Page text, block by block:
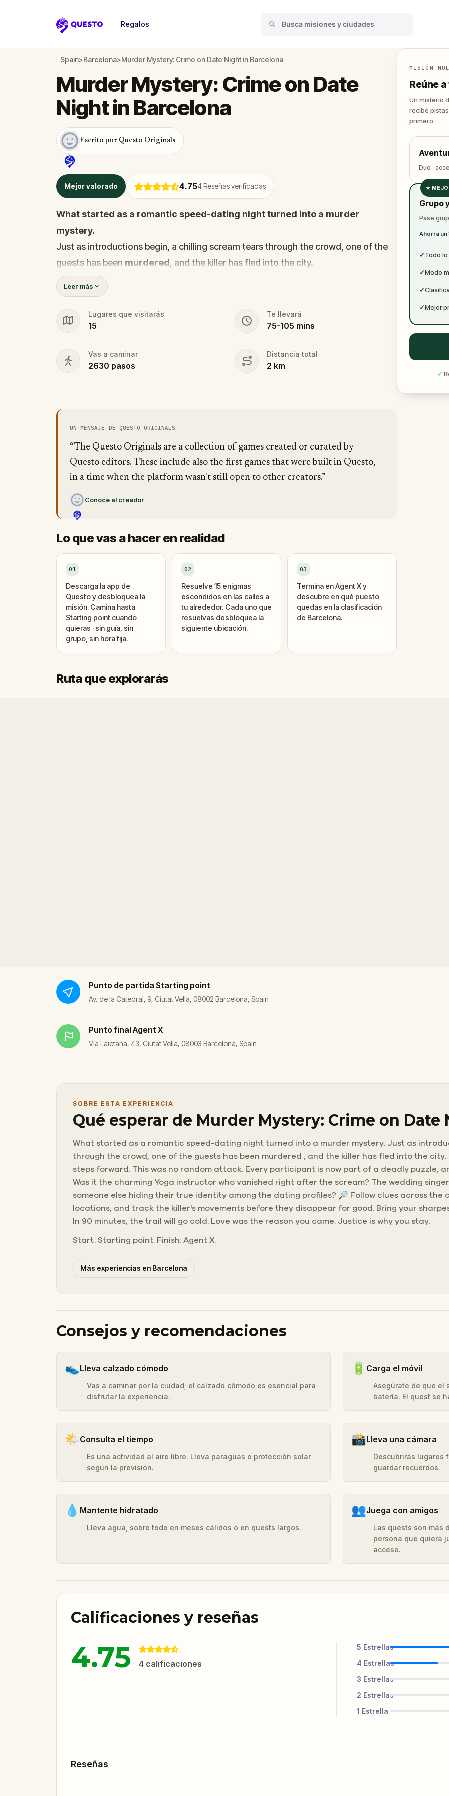
Questo
Regalos
Spain>Barcelona>Murder Mystery: Crime on Date Night in Barcelona
Mejor valorado 4.754Reseñas verificadas
Murder Mystery: Crime on Date
Night in Barcelona
Escrito por Questo Originals
What started as a romantic speed-dating night turned into a murder
mystery.
Just as introductions begin, a chilling scream tears through the crowd, one of the
guests has been murdered , and the killer has fled into the city.
Before panic can take hold,
Every participant is now part of a deadly puzzle, and the only way to survive is to
solve it.
Was it the charming Yoga instructor who vanished right after the scream? The
identity among the dating profiles?
🔎Follow clues across the city, interrogate suspects in real locations, and
Bring your sharpest instincts—and your pen and paper.
Leer más
Lugares que visitarás
15
Te llevará
75-105 mins
Vas a caminar
2630 pasos
Distancia total
2 km
UN MENSAJE DE QUESTO ORIGINALS
“The Questo Originals are a collection of games created or curated by
Questo editors. These include also the first games that were built in Questo,
in a time when the platform wasn't still open to other creators.”
Conoce al creador
Lo que vas a hacer en realidad
01
Descarga la app de
Questo y desbloquea la
misión. Camina hasta
Starting point cuando
quieras · sin guía, sin
grupo, sin hora fija.
02
Resuelve 15 enigmas
escondidos en las calles a
tu alrededor. Cada uno que
resuelvas desbloquea la
siguiente ubicación.
03
Termina en Agent X y
descubre en qué puesto
quedas en la clasificación
de Barcelona.
MISIÓN
Reúne
Un misterio
recibe
primero.
Duo ·
✓
✓
★
Grupo
Pase
Ahorra un
✓ Todo lo
✓Modo
✓
✓Mejor
✓
Ruta que explorarás
Punto de partida Starting point
Av. de la Catedral, 9, Ciutat Vella, 08002 Barcelona, Spain
Punto final Agent X
Via Laietana, 43, Ciutat Vella, 08003 Barcelona, Spain
SOBRE ESTA EXPERIENCIA
Qué esperar de Murder Mystery: Crime on
What started as a romantic speed-dating night turned into a murder mystery. Just as
through the crowd, one of the guests has been murdered , and the killer has fled into the
steps forward. This was no random attack. Every participant is now part of a deadly puzzle,
Was it the charming Yoga instructor who vanished right after the scream? The wedding
someone else hiding their true identity among the dating profiles? 🔎 Follow clues across the
locations, and track the killer's movements before they disappear for good. Bring your
In 90 minutes, the trail will go cold. Love was the reason you came. Justice is why you stay.
Start: Starting point. Finish: Agent X.
Más experiencias en Barcelona
Consejos y recomendaciones
👟Lleva calzado cómodo
Vas a caminar por la ciudad; el calzado cómodo es esencial para
disfrutar la experiencia.
🔋 Carga el móvil
Asegúrate de que el
batería. El quest se
🌤️Consulta el tiempo
Es una actividad al aire libre. Lleva paraguas o protección solar
según la previsión.
📸Lleva una cámara
Descubrirás lugares
guardar recuerdos.
💧 Mantente hidratado
Lleva agua, sobre todo en meses cálidos o en quests largos.
👥Juega con amigos
Las quests son más
persona que quiera
acceso.
Calificaciones y reseñas
4.75 4 calificaciones
5 Estrellas
4 Estrellas
3 Estrellas
2 Estrellas
1 Estrella
Reseñas